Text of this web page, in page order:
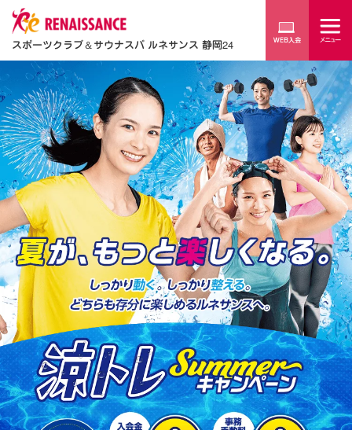
スポーツクラブ＆サウナスパ ルネサンス 静岡24